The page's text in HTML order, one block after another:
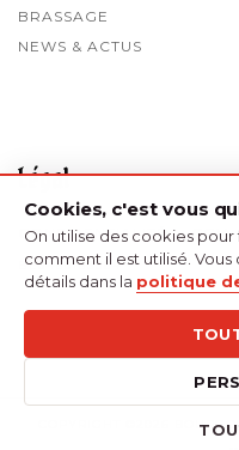
BRASSAGE
NEWS & ACTUS
Légal
CONFIDENTIALITÉ CGV
BE0480153364
COPYRIGHT ©2026
Cookies, c'est vous
On utilise des cookies
comment il est utilisé.
détails dans la politique